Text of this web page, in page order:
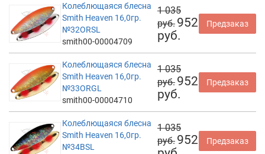
Колеблющаяся блесна
Smith Heaven 16,0гр.
№32ORSL
smith00-00004709
1 035
руб. 952
руб.
Предзаказ
Колеблющаяся блесна
Smith Heaven 16,0гр.
№33ORGL
smith00-00004710
1 035
руб. 952
руб.
Предзаказ
Колеблющаяся блесна
Smith Heaven 16,0гр.
№34BSL
1 035
руб. 952
Предзаказ